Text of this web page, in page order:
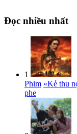
Đọc nhiều nhất
1
Phim «Kẻ thu
phe